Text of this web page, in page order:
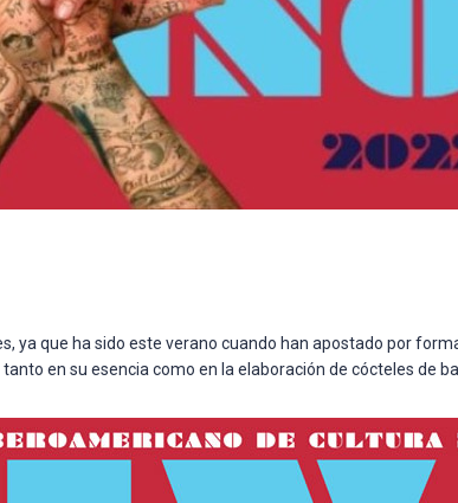
ya que ha sido este verano cuando han apostado por
en su esencia como en la elaboración de cócteles de